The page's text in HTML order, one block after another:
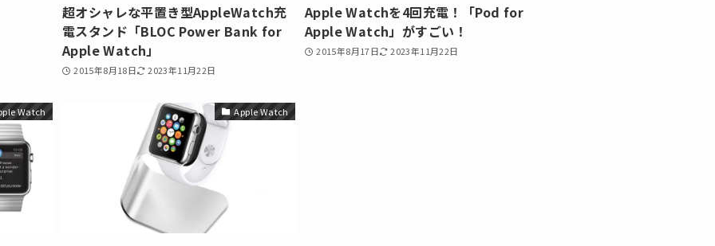
超オシャレな平置き型AppleWatch充
電スタンド「BLOC Power Bank for
Apple Watch」
2015年8月18日 2023年11月22日
Apple Watchを4回充電！「Pod for
Apple Watch」がすごい！
2015年8月17日 2023年11月22日
Watch Apple Watch